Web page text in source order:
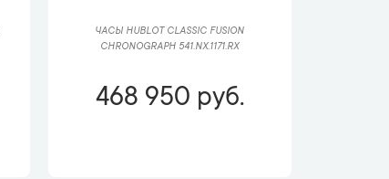
ЧАСЫ HUBLOT CLASSIC FUSION
CHRONOGRAPH 541.NX.1171.RX
468 950 руб.